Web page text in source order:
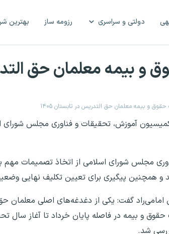
دولتی و سراسری رزومه ساز بهترین
و بیمه معلمان حق
و بیمه معلمان حق التدریس در تابستان ۱۴۰۵
آموزش، تحقیقات و فناوری مجلس
مجلس شورای اسلامی از اتخاذ تصمیمات مهم
و همچنین پیگیری برای تعیین تکلیف نهایی
گفت: یکی از دغدغه‌های اصلی معلمان
و بیمه در فاصله پایان خرداد تا آغاز
شد.